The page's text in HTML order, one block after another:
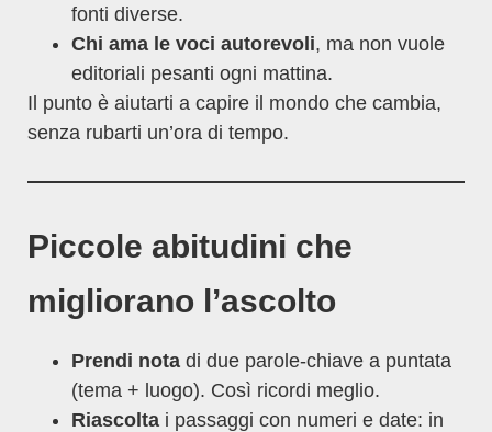
fonti diverse.
Chi ama le voci autorevoli, ma non vuole
editoriali pesanti ogni mattina.
Il punto è aiutarti a capire il mondo che cambia,
senza rubarti un’ora di tempo.
Piccole abitudini che
migliorano l’ascolto
Prendi nota di due parole-chiave a puntata
(tema + luogo). Così ricordi meglio.
Riascolta i passaggi con numeri e date: in